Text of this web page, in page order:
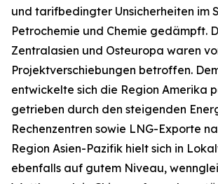
und tarifbedingter Unsicherheiten im
Petrochemie und Chemie gedämpft.
Zentralasien und Osteuropa waren
Projektverschiebungen betroffen.
entwickelte sich die Region Amerika
getrieben durch den steigenden
Rechenzentren sowie LNG-Exporte
Region Asien-Pazifik hielt sich in
ebenfalls auf gutem Niveau,